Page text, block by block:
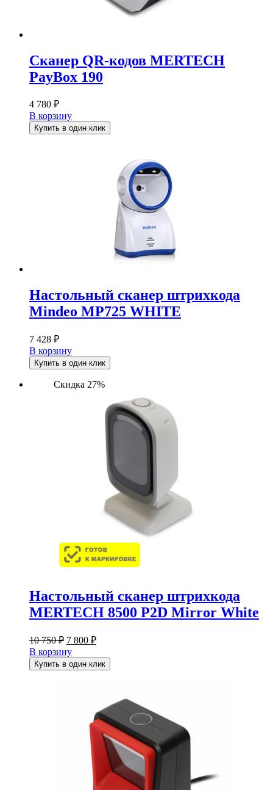
Сканер QR-кодов MERTECH
PayBox 190
4 780 ₽
В корзину
Купить в один клик
Настольный сканер штрихкода
Mindeo MP725 WHITE
7 428 ₽
В корзину
Купить в один клик
Скидка 27%
Настольный сканер штрихкода
MERTECH 8500 P2D Mirror White
10 750₽ Первоначальная
цена
составляла
10
7 800 ₽Текущая
7
800 ₽.
В корзину
Купить в один клик